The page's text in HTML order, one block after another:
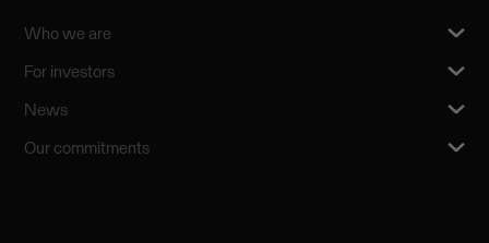
Who we are
For investors
News
Our commitments